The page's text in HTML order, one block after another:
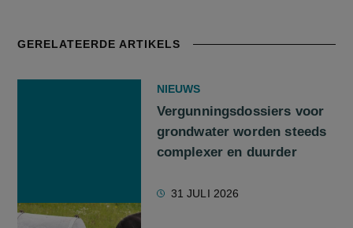
GERELATEERDE ARTIKELS
NIEUWS
Vergunningsdossiers voor
grondwater worden steeds
complexer en duurder
31 JULI 2026